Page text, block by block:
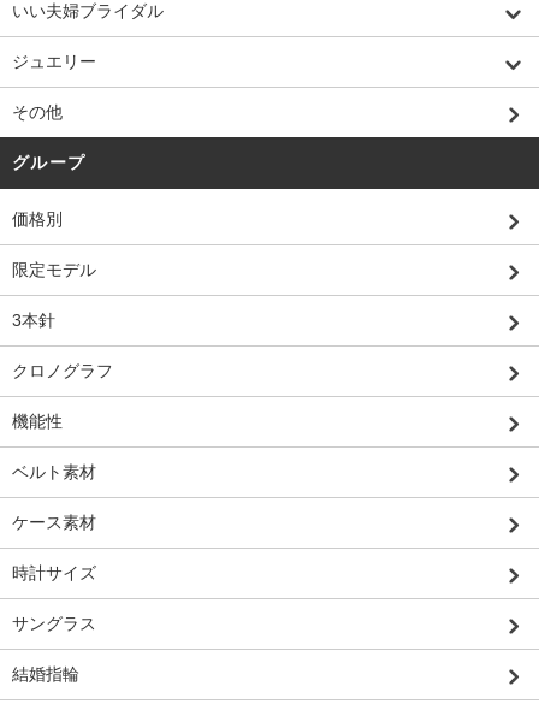
いい夫婦ブライダル
ジュエリー
その他
グループ
価格別
限定モデル
3本針
クロノグラフ
機能性
ベルト素材
ケース素材
時計サイズ
サングラス
結婚指輪